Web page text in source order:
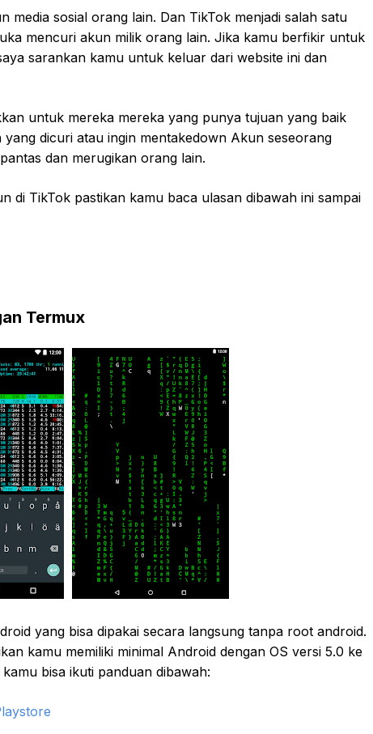
media sosial orang lain. Dan TikTok menjadi salah satu
mencuri akun milik orang lain. Jika kamu berfikir untuk
sarankan kamu untuk keluar dari website ini dan
untuk mereka mereka yang punya tujuan yang baik
dicuri atau ingin mentakedown Akun seseorang
dan merugikan orang lain.
di TikTok pastikan kamu baca ulasan dibawah ini sampai
Termux
yang bisa dipakai secara langsung tanpa root android.
kamu memiliki minimal Android dengan OS versi 5.0 ke
bisa ikuti panduan dibawah: